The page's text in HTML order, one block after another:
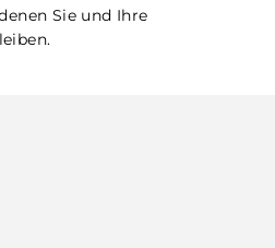
Sie und Ihre